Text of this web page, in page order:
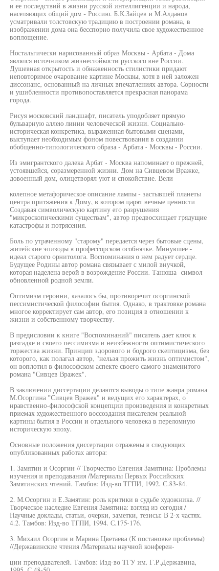
и ее последствий в жизни русской интеллигенции и народа,
населяющих общий дом - Россию. Б.К.Зайцев и М.Алданов
усматривали толстовскую традицию в построении романа, в
изображении дома она бесспорно получила свое художественное
воплощение.
Ностальгически нарисованный образ Москвы - Арбата - Дома
являлся источником жизнестойкости русского вне России.
Душевная открытость и обнаженность стилистики придают
неповторимое очарование картине Москвы, хотя в ней заложен
диссонанс, основанный на личных впечатлениях автора. Сорности
и ушибленности противопоставляется прекрасная панорама
города.
Рисуя московский ландшафт, писатель уподобляет прямую
бульварную аллею линии человеческой жизни. Социально-
историческая конкретика, выраженная бытовыми сценами,
выступает необходимым фоном повествования в создании
обобщенно-типологического образа - Арбата - Москвы - России.
Из эмигрантского далека Арбат - Москва напоминает о прежней,
устоявшейся, соразмеренной жизни. Дом на Сивцевом Вражке,
довоенный дом, олицетворял уют и спокойствие. Вели-
колепное метафорическое описание лампы - застывшей планеты
центра притяжения к Дому, в котором царят вечные ценности
Создавая символическую картину его разрушения
"микроскопическими существам", автор предвосхищает грядущие
катастрофы и потрясения.
Боль по утраченному "старому" передается через бытовые сцены,
житейские эпизоды в профессорском особнячке. Минувшее -
идеал старого орнитолога. Воспоминания о нем радует сердце.
Будущее Родины автор романа связывает с милой внучкой,
которая наделена верой в возрождение России. Танюша -символ
обновленной родной земли.
Оптимизм героини, казалось бы, противоречит осоргинской
пессимистической философии бытия. Однако, в трактовке романа
многое корректирует сам автор, его позиция в отношении к
жизни и собственному творчеству.
В предисловии к книге "Воспоминаний" писатель дает ключ к
разгадке и своего пессимизма и неизбежности оптимистического
торжества жизни. Принцип здорового и бодрого скептицизма, без
которого, как полагал автор, "нельзя прожить жизнь оптимистом",
он воплотил в философском аспекте своего самого знаменитого
романа "Сивцев Вражек".
В заключении диссертации делаются выводы о типе жанра романа
М.Осоргина "Сивцев Вражек" и ведущих его характерах, о
нравственно-философской концепции произведения и конкретных
приемах художественного воссоздания писателем реальной
картины бытия в России и отдельного человека в переломную
историческую эпоху.
Основные положения диссертации отражены в следующих
опубликованных работах автора:
1. Замятин и Осоргин // Творчество Евгения Замятина: Проблемы
изучения и преподавания /Материалы Первых Российских
Замятинских чтений. Тамбов: Изд-во ТГПИ, 1992. С.83-84.
2. М.Осоргин и Е.Замятин: роль критики в судьбе художника. //
Творческое наследие Евгения Замятина: взгляд из сегодня /
Научные доклады, статьи, очерки, заметки, тезисы: В 2-х частях.
4.2. Тамбов: Изд-во ТГПИ, 1994. С.175-176.
3. Михаил Осоргин и Марина Цветаева (К постановке проблемы)
//Державинские чтения /Материалы научной конферен-
ции преподавателей. Тамбов: Изд-во ТГУ им. Г.Р.Державина,